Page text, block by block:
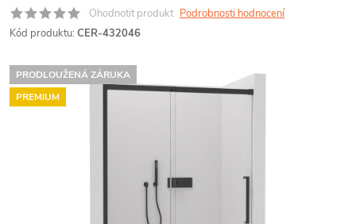
Ohodnotit produkt Podrobnosti hodnocení
Kód produktu: CER-432046
PRODLOUŽENÁ ZÁRUKA
PREMIUM